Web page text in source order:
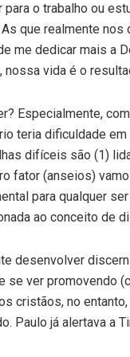
para o trabalho ou
que realmente nos
me dedicar mais a
nossa vida é o
Especialmente,
teria dificuldade
difíceis são (1)
fator (anseios)
para qualquer
ao conceito de
desenvolver
se ver promovendo
cristãos, no
Paulo já alertava a